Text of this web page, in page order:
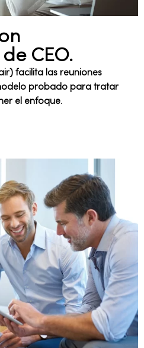
CEO.
facilita las reuniones
probado para tratar
el enfoque.